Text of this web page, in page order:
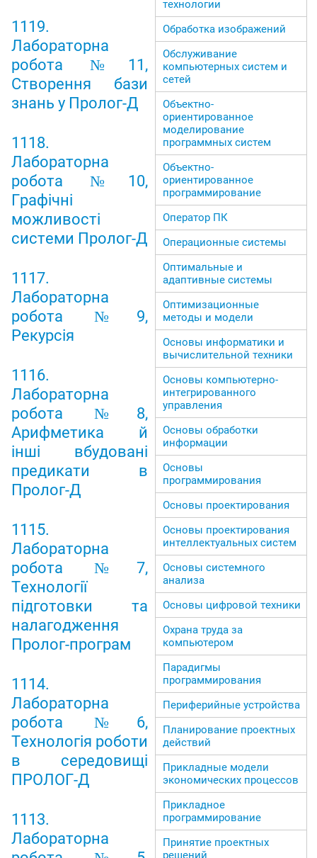
1119.
Лабораторна
робота №11,
Створення бази
знань у Пролог-Д
1118.
Лабораторна
робота №10,
Графічні
можливості
системи Пролог-Д
1117.
Лабораторна
робота №9,
Рекурсія
1116.
Лабораторна
робота №8,
Арифметика й
інші вбудовані
предикати в
Пролог-Д
1115.
Лабораторна
робота №7,
Технології
підготовки та
налагодження
Пролог-програм
1114.
Лабораторна
робота №6,
Технологія роботи
в середовищі
ПРОЛОГ-Д
1113.
Лабораторна
технологии
Обработка изображений
Обслуживание
компьютерных систем и
сетей
Объектно-
ориентированное
моделирование
программных систем
Объектно-
ориентированное
программирование
Оператор ПК
Операционные системы
Оптимальные и
адаптивные системы
Оптимизационные
методы и модели
Основы информатики и
вычислительной техники
Основы компьютерно-
интегрированного
управления
Основы обработки
информации
Основы
программирования
Основы проектирования
Основы проектирования
интеллектуальных систем
Основы системного
анализа
Основы цифровой техники
Охрана труда за
компьютером
Парадигмы
программирования
Периферийные устройства
Планирование проектных
действий
Прикладные модели
экономических процессов
Прикладное
программирование
Принятие проектных
решений